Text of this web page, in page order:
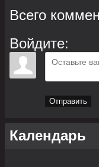
Всего
Войдите:
Отправить
Календарь